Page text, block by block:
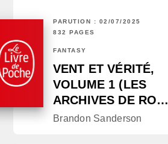
PARUTION : 02/07/2025
832 PAGES
FANTASY
VENT ET VÉRITÉ,
VOLUME 1 (LES
ARCHIVES DE RO…
Brandon Sanderson